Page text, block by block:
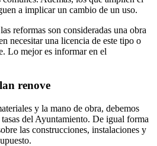
a implicar un cambio de un uso.
reformas son consideradas una obra
necesitar una licencia de este tipo o
Lo mejor es informar en el
renove
y la mano de obra, debemos
del Ayuntamiento. De igual forma
las construcciones, instalaciones y